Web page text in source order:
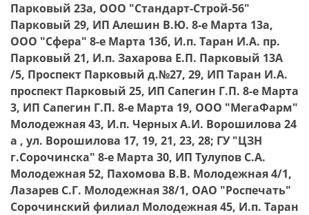
Парковый 23а, ООО "Стандарт-Строй-56"
Парковый 29, ИП Алешин В.Ю. 8-е Марта 13а,
ООО "Сфера" 8-е Марта 13б, И.п. Таран И.А. пр.
Парковый 21, И.п. Захарова Е.П. Парковый 13А
/5, Проспект Парковый д.№27, 29, ИП Таран И.А.
проспект Парковый 25, ИП Сапегин Г.П. 8-е Марта
3, ИП Сапегин Г.П. 8-е Марта 19, ООО "МегаФарм"
Молодежная 43, И.п. Черных А.И. Ворошилова 24
а , ул. Ворошилова 17, 19, 21, 23, 28; ГУ "ЦЗН
г.Сорочинска" 8-е Марта 30, ИП Тулупов С.А.
Молодежная 52, Пахомова В.В. Молодежная 4/1,
Лазарев С.Г. Молодежная 38/1, ОАО "Роспечать"
Сорочинский филиал Молодежная 45, И.п. Таран